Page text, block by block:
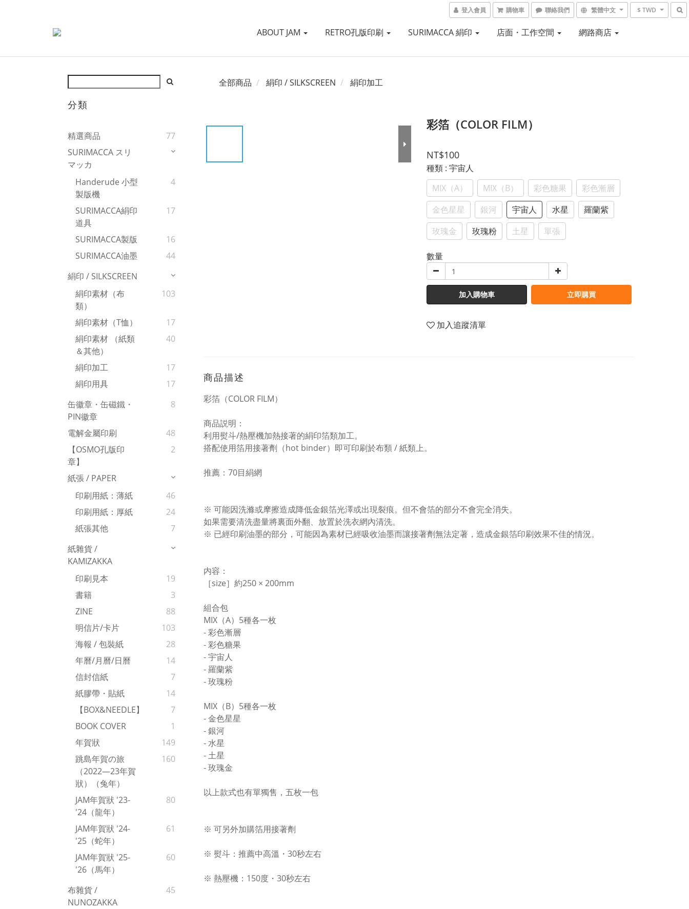
登入會員 購物車 聯絡我們 繁體中文 $ TWD
ABOUT JAM RETRO孔版印刷 SURIMACCA 絹印 店面・工作空間 網路商店
分類
精選商品
77
SURIMACCA スリ
マッカ
Handerude 小型
製版機
4
SURIMACCA絹印
道具
17
SURIMACCA製版
16
SURIMACCA油墨
44
絹印 / SILKSCREEN
絹印素材（布
類）
103
絹印素材（T恤）
17
絹印素材 （紙類
＆其他）
40
絹印加工
17
絹印用具
17
缶徽章・缶磁鐵・
PIN徽章
8
電解金屬印刷
48
【OSMO孔版印
章】
2
紙張 / PAPER
印刷用紙：薄紙
46
印刷用紙：厚紙
24
紙張其他
7
紙雜貨 /
KAMIZAKKA
印刷見本
19
書籍
3
ZINE
88
明信片/卡片
103
海報 / 包裝紙
28
年曆/月曆/日曆
14
信封信紙
7
紙膠帶・貼紙
14
【BOX&NEEDLE】
7
BOOK COVER
1
年賀狀
149
跳島年賀の旅
（2022—23年賀
狀）（兔年）
160
JAM年賀狀 '23-
'24（龍年）
80
JAM年賀狀 '24-
'25（蛇年）
61
JAM年賀狀 '25-
'26（馬年）
60
布雜貨 /
NUNOZAKKA
45
全部商品 絹印 / SILKSCREEN 絹印加工
彩箔（COLOR FILM）
NT$100
種類 : 宇宙人
MIX（A）
MIX（B） 彩色糖果
彩色漸層
金色星星
銀河 宇宙人 水星
羅蘭紫
玫瑰金
玫瑰粉 土星 單張
數量
加入購物車 立即購買
加入追蹤清單
商品描述
彩箔（COLOR FILM）
商品説明：
利用熨斗/熱壓機加熱接著的絹印箔類加工。
搭配使用箔用接著劑（hot binder）即可印刷於布類 / 紙類上。
推薦：70目絹網
※ 可能因洗滌或摩擦造成降低金銀箔光澤或出現裂痕。但不會箔的部分不會完全消失。
如果需要清洗盡量將裏面外翻、放置於洗衣網內清洗。
※ 已經印刷油墨的部分，可能因為素材已經吸收油墨而讓接著劑無法定著，造成金銀箔印刷效果不佳的情況。
内容：
［size］約250 × 200mm
組合包
MIX（A）5種各一枚
- 彩色漸層
- 彩色糖果
- 宇宙人
- 羅蘭紫
- 玫瑰粉
MIX（B）5種各一枚
- 金色星星
- 銀河
- 水星
- 土星
- 玫瑰金
以上款式也有單獨售，五枚一包
※ 可另外加購箔用接著劑
※ 熨斗：推薦中高溫・30秒左右
※ 熱壓機：150度・30秒左右